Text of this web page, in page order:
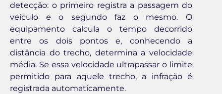
detecção: o primeiro registra a passagem do
veículo e o segundo faz o mesmo. O
equipamento calcula o tempo decorrido
entre os dois pontos e, conhecendo a
distância do trecho, determina a velocidade
média. Se essa velocidade ultrapassar o limite
permitido para aquele trecho, a infração é
registrada automaticamente.